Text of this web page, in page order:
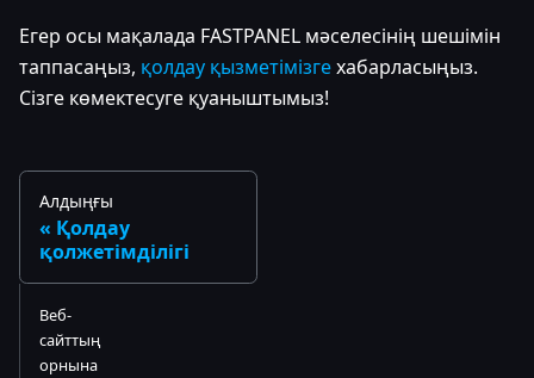
Егер осы мақалада FASTPANEL мәселесінің шешімін
таппасаңыз, қолдау қызметімізгехабарласыңыз.
Сізге көмектесуге қуаныштымыз!
Алдыңғы
Қолдау
қолжетімділігі
Веб-
сайттың
орнына